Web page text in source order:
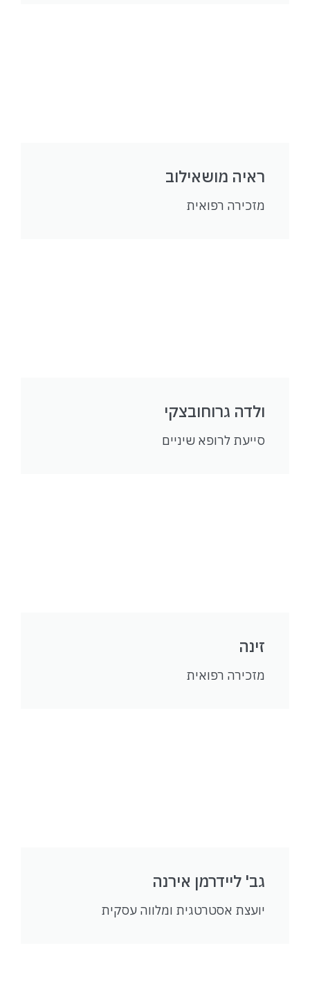
ראיה מושאילוב
מזכירה רפואית
ולדה גרוחובצקי
סייעת לרופא שיניים
זינה
מזכירה רפואית​
גב' ליידרמן אירנה
יועצת אסטרטגית ומלווה עסקית